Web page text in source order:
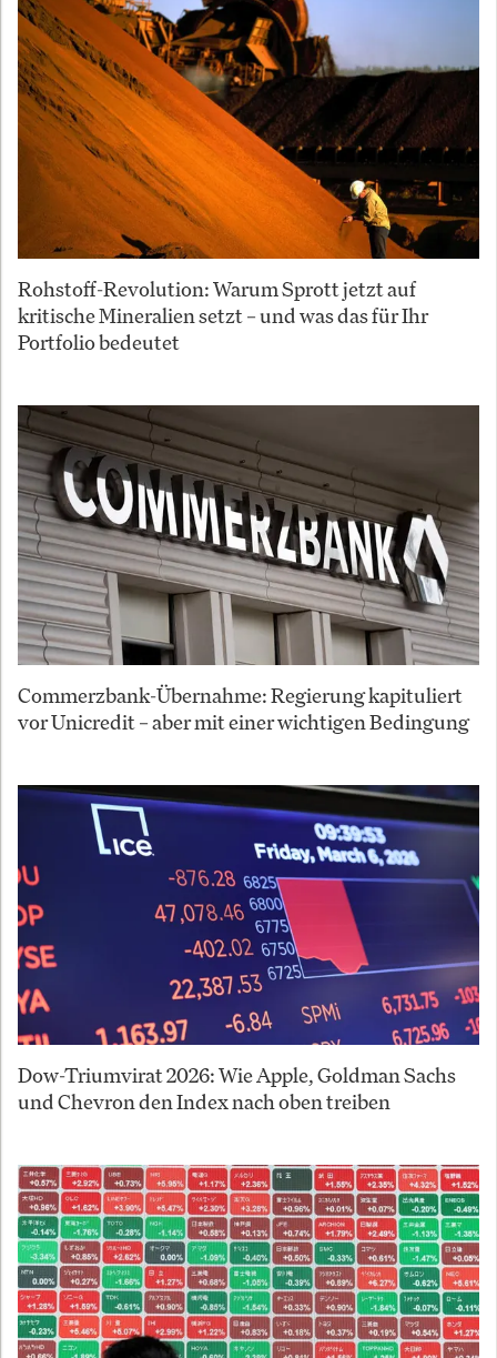
Rohstoff-Revolution: Warum Sprott jetzt auf
kritische Mineralien setzt – und was das für Ihr
Portfolio bedeutet
Commerzbank-Übernahme: Regierung kapituliert
vor Unicredit – aber mit einer wichtigen Bedingung
Dow-Triumvirat 2026: Wie Apple, Goldman Sachs
und Chevron den Index nach oben treiben